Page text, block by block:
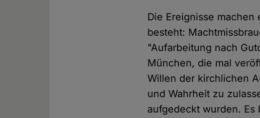
Die Ereignisse
besteht:
"Aufarbeitung nach
München, die mal
Willen der kirchlichen
und Wahrheit zu
aufgedeckt wurden.